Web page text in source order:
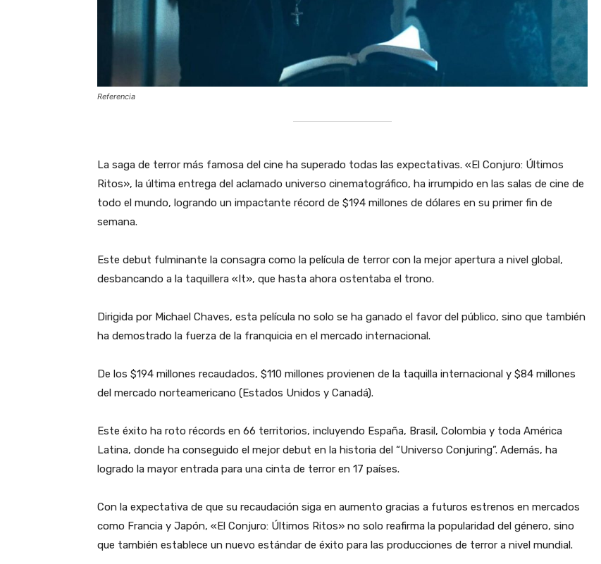
Referencia
‎La saga de terror más famosa del cine ha superado todas las expectativas. «El Conjuro: Últimos
Ritos», la última entrega del aclamado universo cinematográfico, ha irrumpido en las salas de cine de
todo el mundo, logrando un impactante récord de $194 millones de dólares en su primer fin de
semana.
‎Este debut fulminante la consagra como la película de terror con la mejor apertura a nivel global,
desbancando a la taquillera «It», que hasta ahora ostentaba el trono.
‎Dirigida por Michael Chaves, esta película no solo se ha ganado el favor del público, sino que también
ha demostrado la fuerza de la franquicia en el mercado internacional.
‎De los $194 millones recaudados, $110 millones provienen de la taquilla internacional y $84 millones
del mercado norteamericano (Estados Unidos y Canadá).
‎Este éxito ha roto récords en 66 territorios, incluyendo España, Brasil, Colombia y toda América
Latina, donde ha conseguido el mejor debut en la historia del “Universo Conjuring”. Además, ha
logrado la mayor entrada para una cinta de terror en 17 países.
‎Con la expectativa de que su recaudación siga en aumento gracias a futuros estrenos en mercados
como Francia y Japón, «El Conjuro: Últimos Ritos» no solo reafirma la popularidad del género, sino
que también establece un nuevo estándar de éxito para las producciones de terror a nivel mundial.